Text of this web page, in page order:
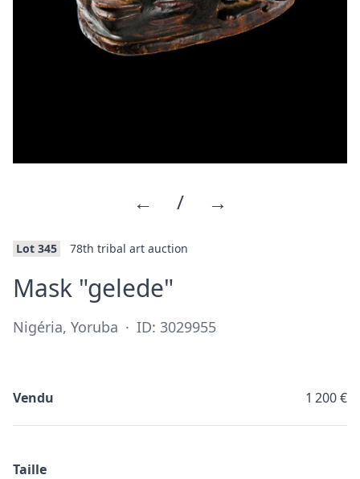
← / →
Lot 345 78th tribal art auction
Mask "gelede"
Nigéria, Yoruba · ID: 3029955
Vendu 1 200 €
Taille